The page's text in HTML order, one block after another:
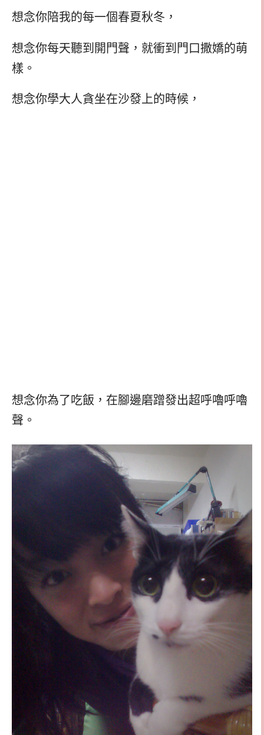
想念你陪我的每一個春夏秋冬，
想念你每天聽到開門聲，就衝到門口撒嬌的萌
樣。
想念你學大人貪坐在沙發上的時候，
想念你為了吃飯，在腳邊磨蹭發出超呼嚕呼嚕
聲。